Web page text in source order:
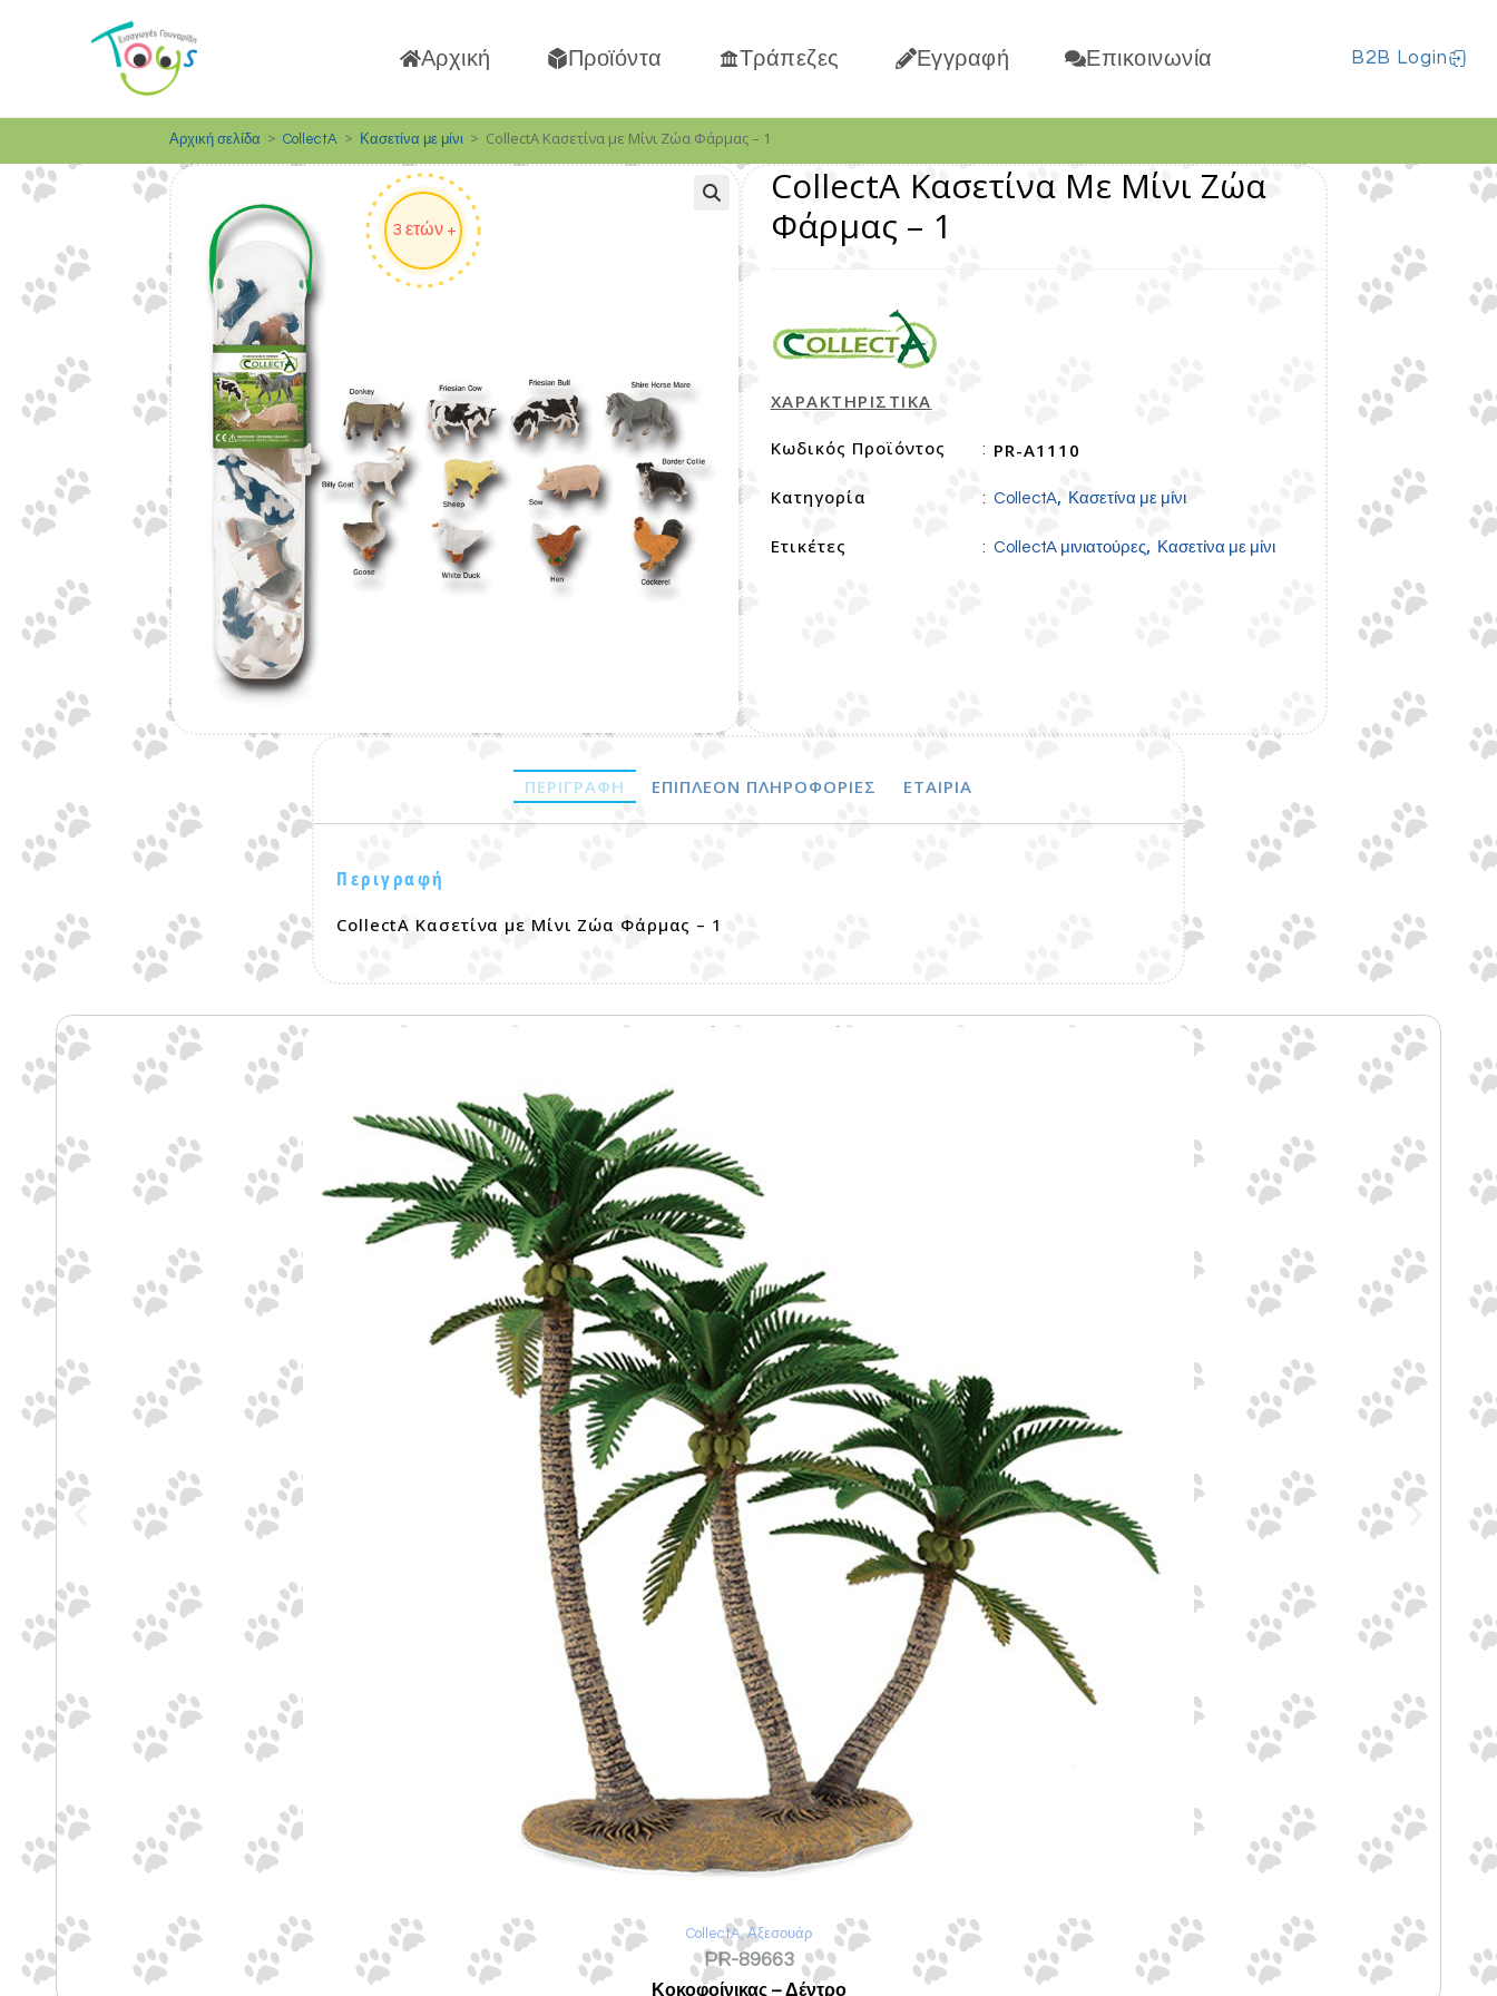
Αρχική Προϊόντα Τράπεζες Εγγραφή Επικοινωνία B2B Login
Αρχική σελίδα > CollectA > Κασετίνα με μίνι > CollectA Κασετίνα με Μίνι Ζώα Φάρμας – 1
3 ετών +
CollectA Κασετίνα Με Μίνι Ζώα
Φάρμας – 1
ΧΑΡΑΚΤΗΡΙΣΤΙΚΑ
Κωδικός Προϊόντος : PR-A1110
Κατηγορία : CollectA, Κασετίνα με μίνι
Ετικέτες : CollectA μινιατούρες, Κασετίνα με μίνι
ΠΕΡΙΓΡΑΦΉ ΕΠΙΠΛΈΟΝ ΠΛΗΡΟΦΟΡΊΕΣ ΕΤΑΙΡΊΑ
Περιγραφή
CollectA Κασετίνα με Μίνι Ζώα Φάρμας – 1
CollectA,Αξεσουάρ
PR-89663
Κοκοφοίνικας – Δέντρο